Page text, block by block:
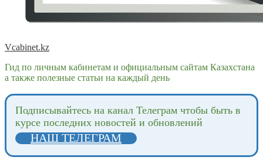
Vcabinet.kz
Гид по личным кабинетам и официальным сайтам Казахстана
а также полезные статьи на каждый день
Подпиcывайтесь на канал Телеграм чтобы быть в
курсе последних новостей и обновлений
НАШ ТЕЛЕГРАМ